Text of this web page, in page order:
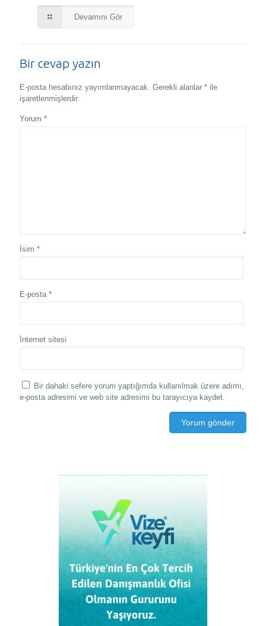
Devamını Gör
Bir cevap yazın
E-posta hesabınız yayımlanmayacak. Gerekli alanlar * ile
işaretlenmişlerdir
Yorum *
İsim *
E-posta *
İnternet sitesi
Bir dahaki sefere yorum yaptığımda kullanılmak üzere adımı,
e-posta adresimi ve web site adresimi bu tarayıcıya kaydet.